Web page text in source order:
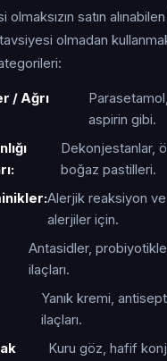
satın
olmadan
/ Ağrı
aspirin gibi.
Dekonjestanlar,
boğaz pastilleri.
Alerjik reaksiyon
alerjiler için.
Antasidler,
ilaçları.
Yanık kremi,
ilaçları.
Kuru göz, hafif